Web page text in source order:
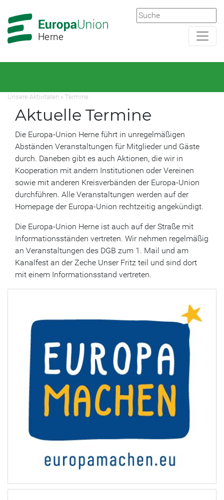
Hauptnavigation
Hauptbereich
Herne
Unsere Aktivitäten » Termine
Aktuelle Termine
Die Europa-Union Herne führt in unregelmäßigen
Abständen Veranstaltungen für Mitglieder und Gäste
durch. Daneben gibt es auch Aktionen, die wir in
Kooperation mit andern Institutionen oder Vereinen
sowie mit anderen Kreisverbänden der Europa-Union
durchführen. Alle Veranstaltungen werden auf der
Homepage der Europa-Union rechtzeitig angekündigt.
Die Europa-Union Herne ist auch auf der Straße mit
Informationsständen vertreten. Wir nehmen regelmäßig
an Veranstaltungen des DGB zum 1. Mail und am
Kanalfest an der Zeche Unser Fritz teil und sind dort
mit einem Informationsstand vertreten.